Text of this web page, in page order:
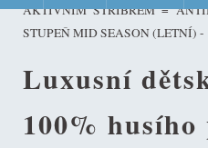
FACEBOOK INSTAGRAM
AKTIVNÍM STŘÍBREM =
STUPEŇ MID SEASON (LETNÍ) -
Luxusní
100% husího